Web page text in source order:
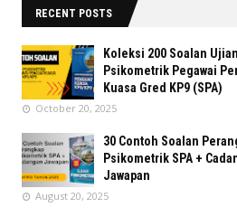
RECENT POSTS
Koleksi 200 Soalan Ujian
Psikometrik Pegawai
Kuasa Gred KP9 (SPA)
October 20, 2025
30 Contoh Soalan
Psikometrik SPA +
Jawapan
August 20, 2025